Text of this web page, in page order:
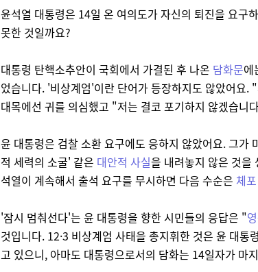
윤석열 대통령은 14일 온 여의도가 자신의 퇴진을 요구
못한 것일까요?
대통령 탄핵소추안이 국회에서 가결된 후 나온 담화문에
었습니다. '비상계엄'이란 단어가 등장하지도 않았어요.
대목에선 귀를 의심했고 "저는 결코 포기하지 않겠습니
윤 대통령은 검찰 소환 요구에도 응하지 않았어요. 그가
적 세력의 소굴' 같은 대안적 사실을 내려놓지 않은 것을
석열이 계속해서 출석 요구를 무시하면 다음 수순은 체
'잠시 멈춰선다'는 윤 대통령을 향한 시민들의 응답은 "
것입니다. 12·3 비상계엄 사태을 총지휘한 것은 윤 대통
고 있으니, 아마도 대통령으로서의 담화는 14일자가 마